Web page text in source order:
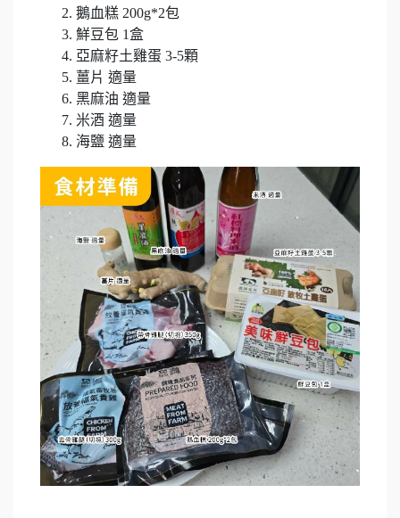
鵝血糕 200g*2包
鮮豆包 1盒
亞麻籽土雞蛋 3-5顆
薑片 適量
黑麻油 適量
米酒 適量
海鹽 適量